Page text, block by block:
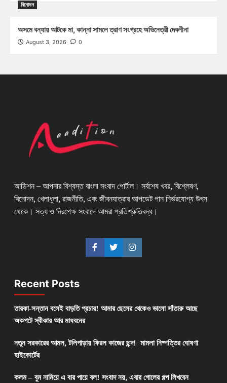
বিনোদন
অসমে বন্যায় আটকে মা, কান্না সামলে ত্রাণ সংগ্রহে অভিনেত্রী দেবলীনা
August 3, 2026 0
আডিশন – আপনার বিশ্বস্ত বাংলা সংবাদ পোর্টাল। সর্বশেষ খবর, বিশ্লেষণ,
বিনোদন, খেলাধুলা, রাজনীতি, এবং জীবনযাত্রার আপডেট পান নির্ভরযোগ্য উৎস
থেকে। সত্য ও নিরপেক্ষ সংবাদে আমরা প্রতিশ্রুতিবদ্ধ।
Recent Posts
তারকা-সন্তান বলেই বাড়তি প্রচার! আমার ছেলের থেকেও ভালো সাঁতারু আছে
অকপটে স্বীকার আর মাধবনের
নতুন সরকারের আমল, টলিপাড়ায় ফিরল কাজের ছন্দ! মামলা নিষ্পত্তির ঘোষণা
হাইকোর্টের
কলম – বুম নামিয়ে এ বার পায়ে বল! সংবাদ নয়, এবার গোলের গল্প লিখবেন